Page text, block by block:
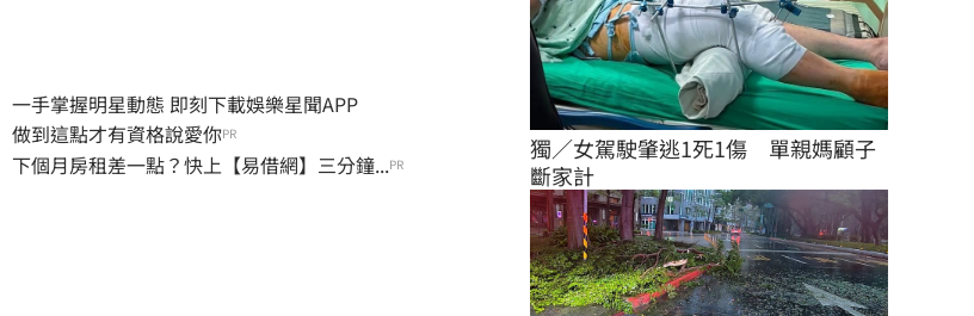
一手掌握明星動態 即刻下載娛樂星聞APP
做到這點才有資格說愛你PR
下個月房租差一點？快上【易借網】三分鐘...PR
獨／女駕駛肇逃1死1傷　單親媽顧子
斷家計